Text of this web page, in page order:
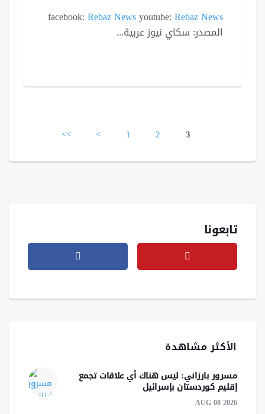
facebook:Rebaz Newsyoutube:Rebaz News
المصدر: سكاي نيوز عربية...
<< < 1 2 3
تابعونا
الأكثر مشاهدة
مسرور بارزاني: ليس هناك أي علاقات تجمع
إقليم كوردستان بإسرائيل
AUG 08 2026